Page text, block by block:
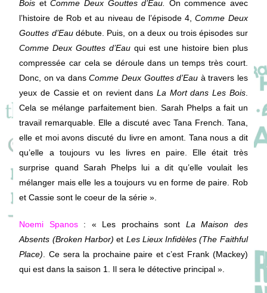
Bois etComme Deux Gouttes d’Eau. On commence avec
l’histoire de Rob et au niveau de l’épisode 4,Comme Deux
Gouttes d’Eaudébute. Puis, on a deux ou trois épisodes sur
Comme Deux Gouttes d’Eau qui est une histoire bien plus
compressée car cela se déroule dans un temps très court.
Donc, on va dansComme Deux Gouttes d’Eau à travers les
yeux de Cassie et on revient dans La Mort dans Les Bois.
Cela se mélange parfaitement bien. Sarah Phelps a fait un
travail remarquable. Elle a discuté avec Tana French. Tana,
elle et moi avons discuté du livre en amont. Tana nous a dit
qu’elle a toujours vu les livres en paire. Elle était très
surprise quand Sarah Phelps lui a dit qu’elle voulait les
mélanger mais elle les a toujours vu en forme de paire. Rob
et Cassie sont le coeur de la série ».
Noemi Spanos: « Les prochains sont La Maison des
Absents (Broken Harbor) et Les Lieux Infidèles (The Faithful
Place) . Ce sera la prochaine paire et c’est Frank (Mackey)
qui est dans la saison 1. Il sera le détective principal ».